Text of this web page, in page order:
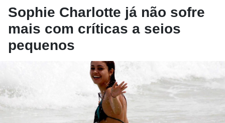
Sophie Charlotte já não sofre
mais com críticas a seios
pequenos